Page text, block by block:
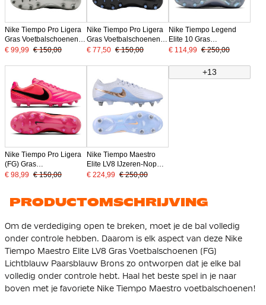
Nike Tiempo Pro Ligera
Gras Voetbalschoenen
(FG) Metallic Zilver Zwart
€ 99,99 € 150,00
Nike Tiempo Pro Ligera
Gras Voetbalschoenen
(FG) Zwart Lichtblauw
€ 77,50 € 150,00
Nike Tiempo Legend
Elite 10 Gras
Voetbalschoenen (FG)
€ 114,99 € 250,00
Nike Tiempo Pro Ligera
(FG) Gras
Voetbalschoenen
€ 98,99 € 150,00
Nike Tiempo Maestro
Elite LV8 IJzeren-Nop
Voetbalschoenen (SG)
€ 224,99 € 250,00
+13
PRODUCTOMSCHRIJVING
Om de verdediging open te breken, moet je de bal volledig
onder controle hebben. Daarom is elk aspect van deze Nike
Tiempo Maestro Elite LV8 Gras Voetbalschoenen (FG)
Lichtblauw Paarsblauw Brons zo ontworpen dat je elke bal
volledig onder controle hebt. Haal het beste spel in je naar
boven met je favoriete Nike Tiempo Maestro voetbalschoenen!